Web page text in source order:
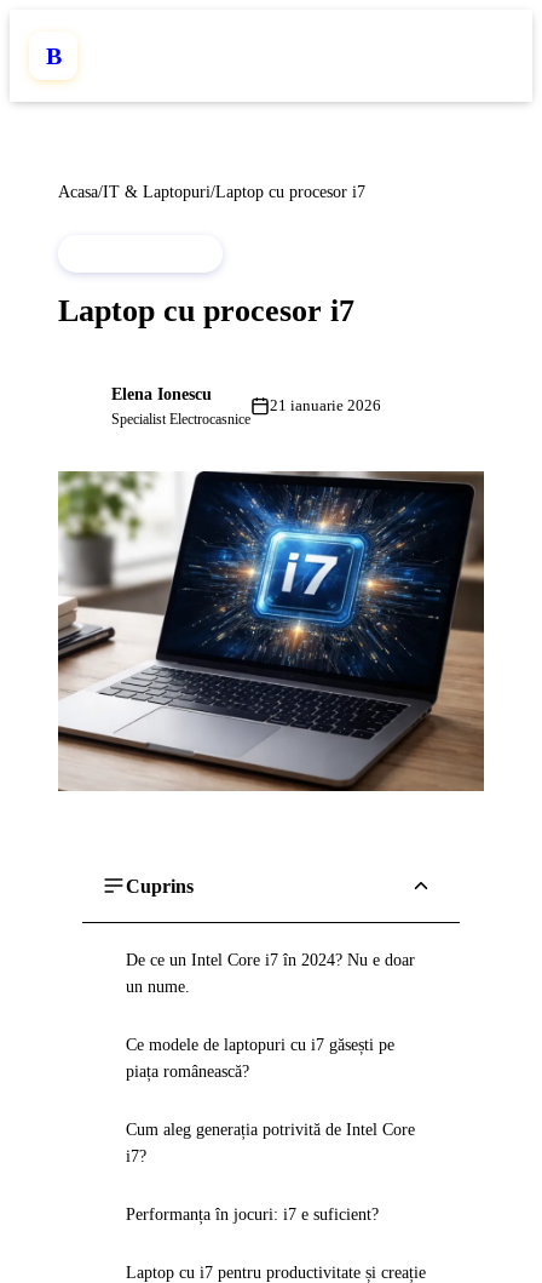
B
Acasa/IT & Laptopuri/Laptop cu procesor i7
Laptop cu procesor i7
Elena Ionescu
Specialist Electrocasnice
21 ianuarie 2026
Cuprins
De ce un Intel Core i7 în 2024? Nu e doar
un nume.
Ce modele de laptopuri cu i7 găsești pe
piața românească?
Cum aleg generația potrivită de Intel Core
i7?
Performanța în jocuri: i7 e suficient?
Laptop cu i7 pentru productivitate și creație